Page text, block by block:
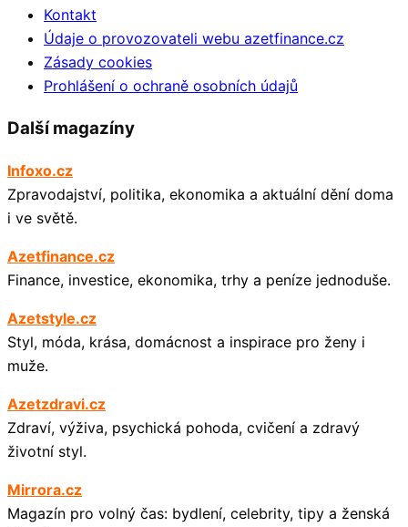
Kontakt
Údaje o provozovateli webu azetfinance.cz
Zásady cookies
Prohlášení o ochraně osobních údajů
Další magazíny
Infoxo.cz
Zpravodajství, politika, ekonomika a aktuální dění doma
i ve světě.
Azetfinance.cz
Finance, investice, ekonomika, trhy a peníze jednoduše.
Azetstyle.cz
Styl, móda, krása, domácnost a inspirace pro ženy i
muže.
Azetzdravi.cz
Zdraví, výživa, psychická pohoda, cvičení a zdravý
životní styl.
Mirrora.cz
Magazín pro volný čas: bydlení, celebrity, tipy a ženská